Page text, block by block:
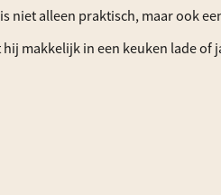
niet alleen praktisch, maar ook
makkelijk in een keuken lade